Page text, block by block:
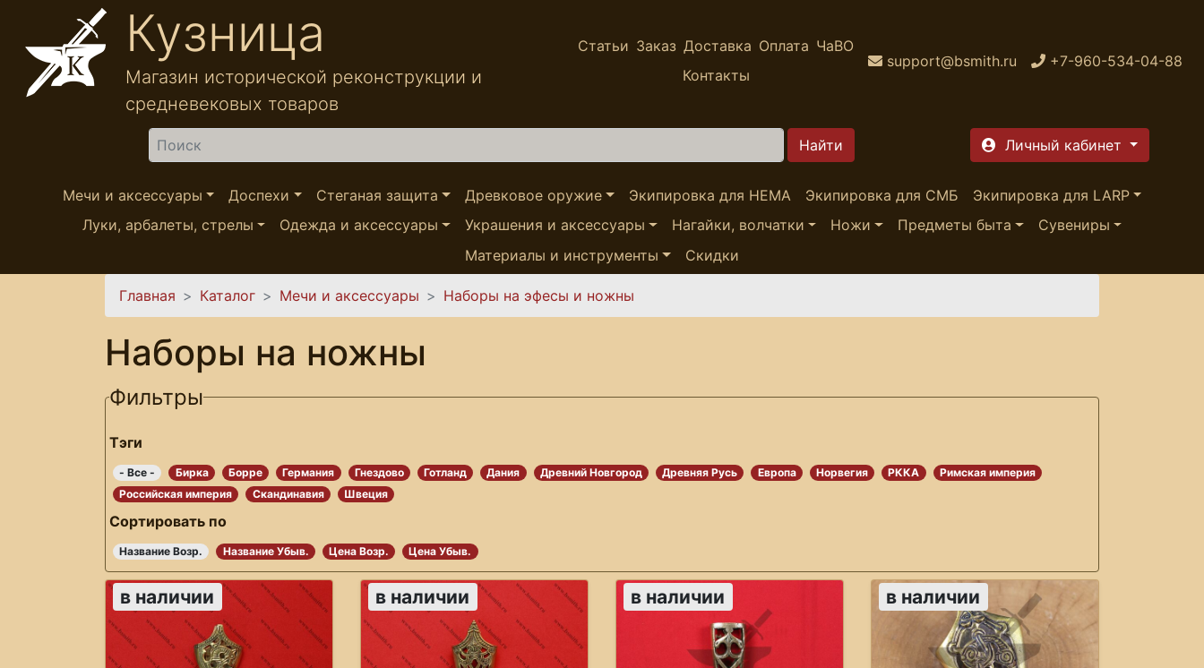
Перейти к основному содержанию
Кузница
Магазин исторической реконструкции и
средневековых товаров
Статьи Заказ Доставка Оплата ЧаВО
Контакты
support@bsmith.ru +7-960-534-04-88
Найти Личный кабинет
Мечи и аксессуары Доспехи Стеганая защита Древковое оружие Экипировка для HEMA Экипировка для СМБ
Экипировка для LARP
Луки, арбалеты, стрелы
Одежда и аксессуары Украшения и аксессуары Нагайки, волчатки Ножи Предметы быта
Сувениры
Материалы и инструменты
Скидки
Вы здесь
Главная Каталог Мечи и аксессуары Наборы на эфесы и ножны
Наборы на ножны
Фильтры
Тэги
- Все - Бирка Борре Германия Гнездово Готланд Дания Древний Новгород Древняя Русь Европа Норвегия РККА
Римская империя
Российская империя
Скандинавия Швеция
Сортировать по
Название Возр. Название Убыв. Цена Возр. Цена Убыв.
в наличии в наличии в наличии в наличии